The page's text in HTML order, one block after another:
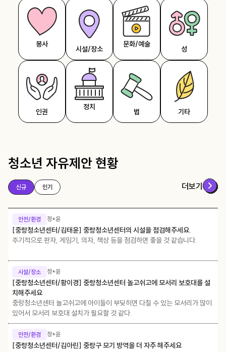
봉사
시설/장소
문화/예술
성
인권
정치
법 기타
청소년 자유제안 현황
신규 인기 더보기
안전/환경 정*윤
[중랑청소년센터/김태윤] 중랑청소년센터의 시설을 점검해주세요.
주기적으로 판자, 게임기, 의자, 책상 등을 점검하면 좋을 것 같습니다.
시설/장소 정*윤
[중랑청소년센터/황이경] 중랑청소년센터 놀고쉬고에 모서리 보호대를 설
치해주세요
중랑청소년센터 놀고쉬고에 아이들이 부딪히면 다칠 수 있는 모서리가 많이
있어서 모서리 보호대 설치가 필요할 것 같다.
안전/환경 정*윤
[중랑청소년센터/김아린] 중랑구 모기 방역을 더 자주 해주세요